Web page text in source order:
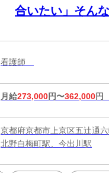
合いたい」そん
看護師
月給273,000円〜362,000円
京都府京都市上京区五辻通
北野白梅町駅、今出川駅